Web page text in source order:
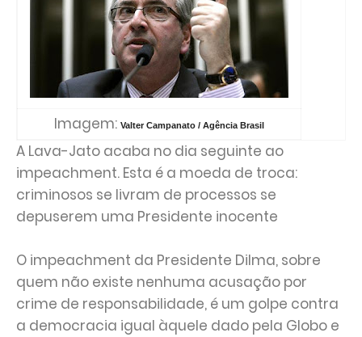
Imagem: Valter Campanato / Agência Brasil
A Lava-Jato acaba no dia seguinte ao
impeachment. Esta é a moeda de troca:
criminosos se livram de processos se
depuserem uma Presidente inocente
O impeachment da Presidente Dilma, sobre
quem não existe nenhuma acusação por
crime de responsabilidade, é um golpe contra
a democracia igual àquele dado pela Globo e